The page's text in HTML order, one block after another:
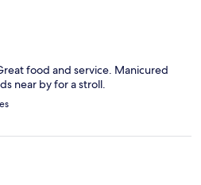
food and service. Manicured
near by for a stroll.